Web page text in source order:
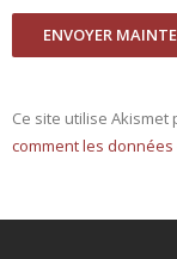
Ce site utilise
comment les